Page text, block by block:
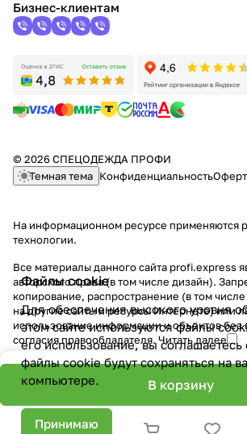
В корзину
Файлы cookie
Для обеспечения высокого уровня
этом сайте используются файлы
его использование, вы соглашаетесь
файлы cookie будут сохраняться на
компьютере.
Принимаю
Бизнес-клиентам
© 2026 СПЕЦОДЕЖДА ПРОФИ
Темная тема Конфиденциальность
На информационном ресурсе применяются
технологии.
Все материалы данного сайта profi.express
авторского права (в том числе дизайн).
копирование, распространение (в том
на другие сайты и ресурсы Интернете) или
использование информации и объектов без
согласия правообладателя. Читать далее